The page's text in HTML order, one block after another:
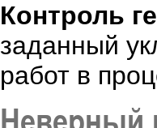
Контроль
заданный
работ в